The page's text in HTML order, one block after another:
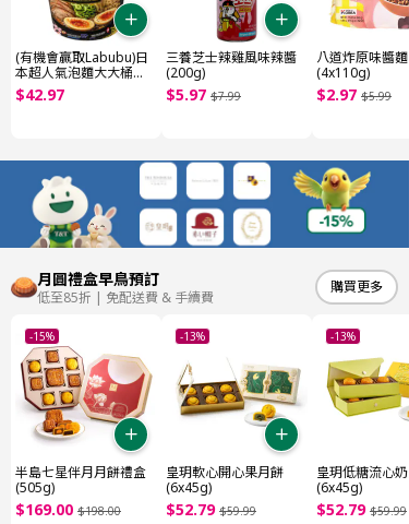
(有機會贏取Labubu)日
本超人氣泡麵大大桶
(~1.85kg)
$42.97
三養芝士辣雞風味辣醬
(200g)
$5.97 $7.99
八道炸原味醬麵
(4x110g)
$2.97 $5.99
月圓禮盒早鳥預訂
低至85折 | 免配送費 & 手續費
購買更多
-15%
半島七星伴月月餅禮盒
(505g)
$169.00 $198.00
-13%
皇玥軟心開心果月餅
(6x45g)
$52.79 $59.99
-13%
皇玥低糖流心奶
(6x45g)
$52.79 $59.99